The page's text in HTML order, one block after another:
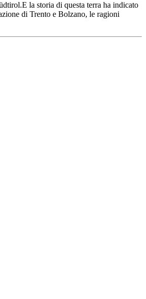
la storia di questa terra ha indicato
di Trento e Bolzano, le ragioni